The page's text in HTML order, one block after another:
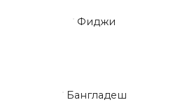
Фиджи
Бангладеш